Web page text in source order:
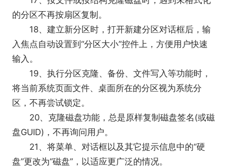
的分区不再按扇区复制。
18、建立新分区时，打开新建分区对话框后，输
入焦点自动设置到“分区大小”控件上，方便用户快速
输入。
19、执行分区克隆、备份、文件写入等功能时，
将当前系统页面文件、桌面所在的分区视为系统分
区，不再尝试锁定。
20、克隆磁盘功能，总是原样复制磁盘签名(或磁
盘GUID)，不再询问用户。
21、将菜单、对话框以及其它提示信息中的“硬
盘”更改为“磁盘”，以适应更广泛的情况。